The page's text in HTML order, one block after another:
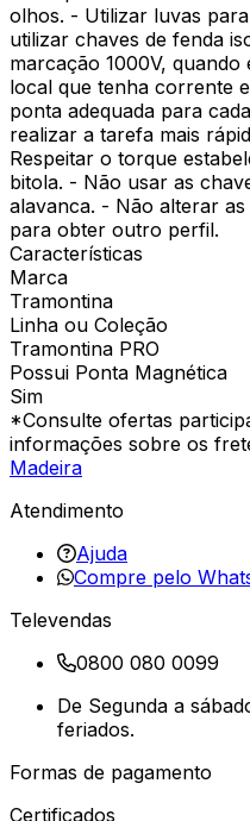
olhos. - Utilizar luvas
utilizar chaves de fenda
marcação 1000V,
local que tenha corrente
ponta adequada para
realizar a tarefa mais
Respeitar o torque
bitola. - Não usar as
alavanca. - Não alterar
para obter outro perfil.
Características
Marca
Tramontina
Linha ou Coleção
Tramontina PRO
Possui Ponta Magnética
Sim
*Consulte ofertas
informações sobre os
Madeira
Atendimento
Ajuda
Compre pelo
Televendas
0800 080 0099
De Segunda a
feriados.
Formas de pagamento
Certificados